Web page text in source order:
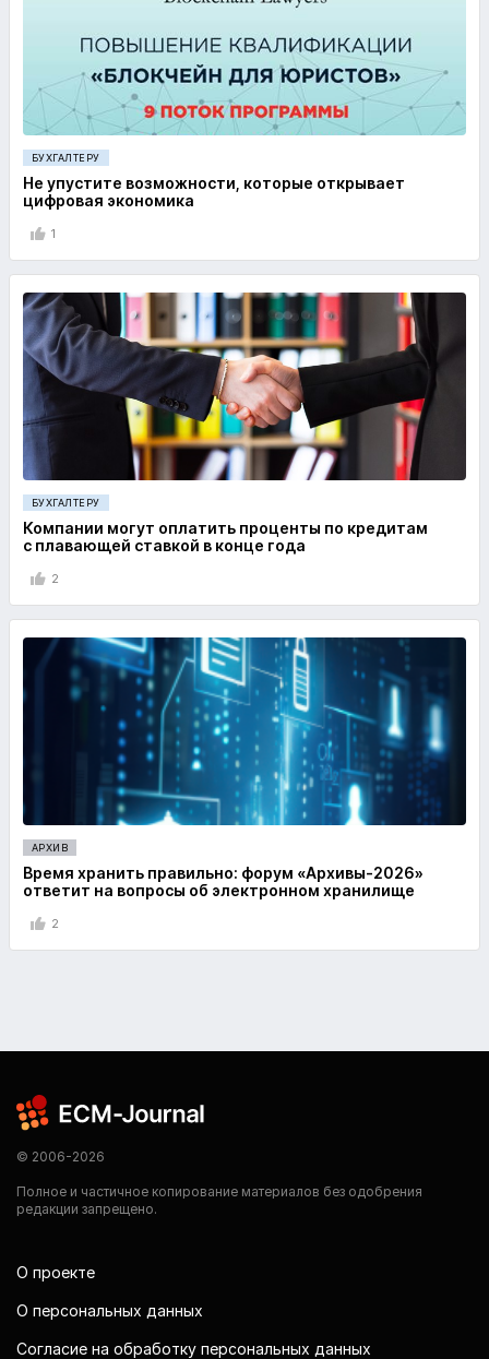
БУХГАЛТЕРУ
Не упустите возможности, которые открывает
цифровая экономика
1
БУХГАЛТЕРУ
Компании могут оплатить проценты по кредитам
с плавающей ставкой в конце года
2
АРХИВ
Время хранить правильно: форум «Архивы-2026»
ответит на вопросы об электронном хранилище
2
© 2006-2026
Полное и частичное копирование материалов без одобрения
редакции запрещено.
О проекте
О персональных данных
Согласие на обработку персональных данных